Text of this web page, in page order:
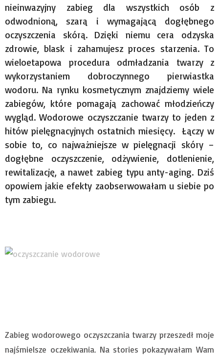
nieinwazyjny zabieg dla wszystkich osób z
odwodnioną, szarą i wymagającą dogłębnego
oczyszczenia skórą. Dzięki niemu cera odzyska
zdrowie, blask i zahamujesz proces starzenia. To
wieloetapowa procedura odmładzania twarzy z
wykorzystaniem dobroczynnego pierwiastka
wodoru. Na rynku kosmetycznym znajdziemy wiele
zabiegów, które pomagają zachować młodzieńczy
wygląd. Wodorowe oczyszczanie twarzy to jeden z
hitów pielęgnacyjnych ostatnich miesięcy. Łączy w
sobie to, co najważniejsze w pielęgnacji skóry –
dogłębne oczyszczenie, odżywienie, dotlenienie,
rewitalizację, a nawet zabieg typu anty-aging. Dziś
opowiem jakie efekty zaobserwowałam u siebie po
tym zabiegu.
Zabieg wodorowego oczyszczania twarzy przeszedł moje
najśmielsze oczekiwania. Na stories pokazywałam Wam